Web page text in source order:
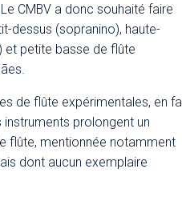
CMBV a donc souhaité faire
dessus (sopranino), haute-
et petite basse de flûte
de flûte expérimentales, en fa
instruments prolongent un
flûte, mentionnée notamment
dont aucun exemplaire